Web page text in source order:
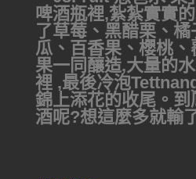
啤酒瓶裡,紮紮實實
了草莓、黑醋栗、
瓜、百香果、櫻桃
果一同釀造,大量的
裡 ,最後冷泡
錦上添花的收尾。
酒呢?想這麼多就輸